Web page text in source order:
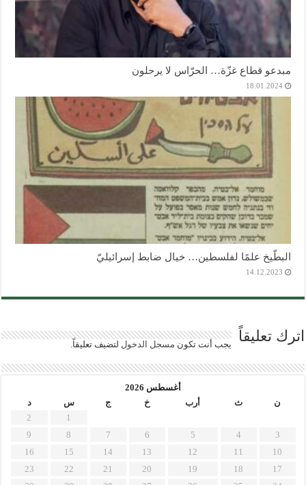
مبدعو قطاع غزّة… الحرّاس لا يرحلون
18.01.2024
البطّيخ علمًا لفلسطين… خيال ضابط إسرائيليّ
14.12.2023
اترك تعليقاً يجب أنت تكون مسجل الدخول لتضيف تعليقاً.
أغسطس 2026
ن
ث أرب خ ج س
د
1
2
3
4
5
6
7
8
9
10
11
12
13
14
15
16
17
18
19
20
21
22
23